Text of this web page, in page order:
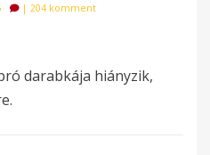
| 204 komment
darabkája hiányzik,